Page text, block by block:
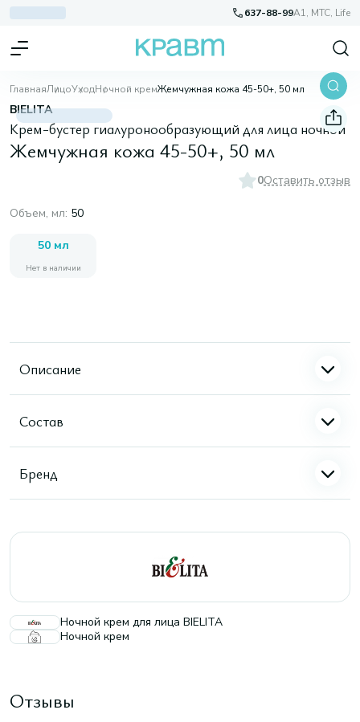
637-88-99A1, МТС, Life
ГлавнаяЛицоУходНочной кремЖемчужная кожа 45-50+, 50 мл
BIELITA
Крем-бустер гиалуронообразующий для лица ночной
Жемчужная кожа 45-50+, 50 мл
0Оставить отзыв
Объем, мл: 50
50 мл
Нет в наличии
Описание
Состав
Бренд
Ночной крем для лица BIELITA
Ночной крем
Отзывы